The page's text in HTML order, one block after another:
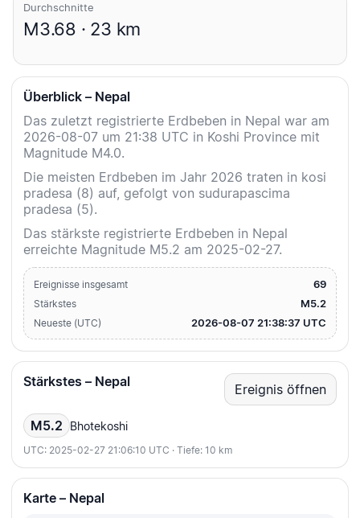
Durchschnitte
M3.68 · 23 km
Überblick – Nepal
Das zuletzt registrierte Erdbeben in Nepal war am
2026-08-07 um 21:38 UTC in Koshi Province mit
Magnitude M4.0.
Die meisten Erdbeben im Jahr 2026 traten in kosi
pradesa (8) auf, gefolgt von sudurapascima
pradesa (5).
Das stärkste registrierte Erdbeben in Nepal
erreichte Magnitude M5.2 am 2025-02-27.
Ereignisse insgesamt 69
Stärkstes M5.2
Neueste (UTC) 2026-08-07 21:38:37 UTC
Stärkstes – Nepal Ereignis öffnen
M5.2 Bhotekoshi
UTC: 2025-02-27 21:06:10 UTC · Tiefe: 10 km
Karte – Nepal